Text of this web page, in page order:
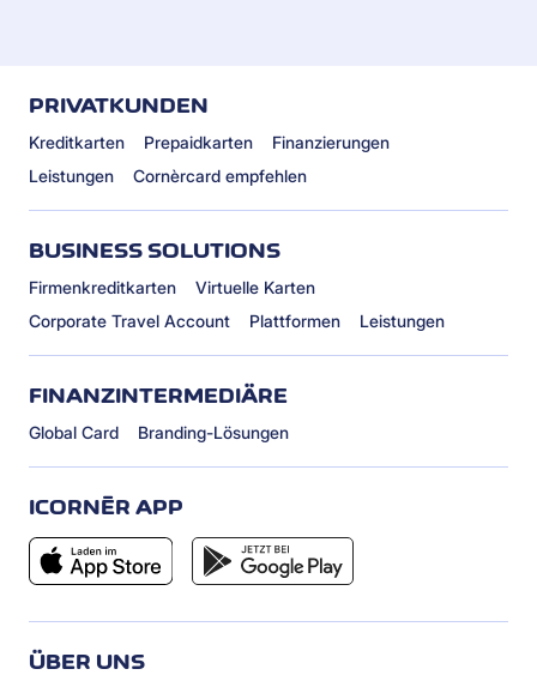
PRIVATKUNDEN
Kreditkarten Prepaidkarten
Finanzierungen
Leistungen
Cornèrcard empfehlen
BUSINESS SOLUTIONS
Firmenkreditkarten
Virtuelle Karten
Corporate Travel Account
Plattformen Leistungen
FINANZINTERMEDIÄRE
Global Card Branding-Lösungen
ICORNÈR APP
ÜBER UNS